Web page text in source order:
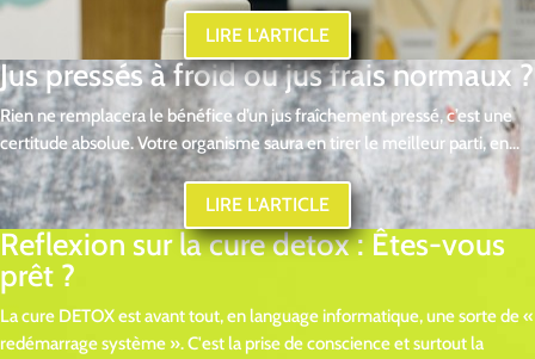
LIRE L'ARTICLE
Jus pressés à froid ou jus frais normaux ?
Rien ne remplacera le bénéfice d’un jus fraîchement pressé, c’est une
certitude absolue. Votre organisme saura en tirer le meilleur parti, en...
LIRE L'ARTICLE
Reflexion sur la cure detox : Êtes-vous
prêt ?
La cure DETOX est avant tout, en language informatique, une sorte de «
redémarrage système ». C'est la prise de conscience et surtout la